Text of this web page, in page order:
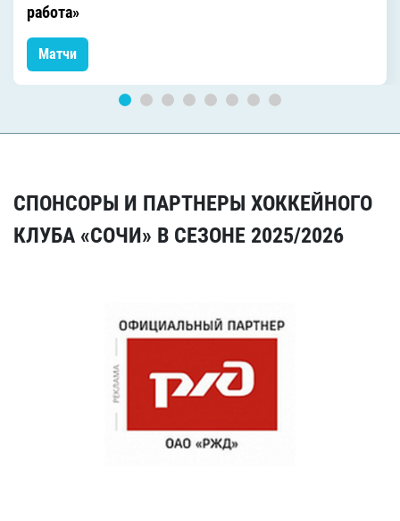
работа»
Матчи
СПОНСОРЫ И ПАРТНЕРЫ ХОККЕЙНОГО
КЛУБА «СОЧИ» В СЕЗОНЕ 2025/2026